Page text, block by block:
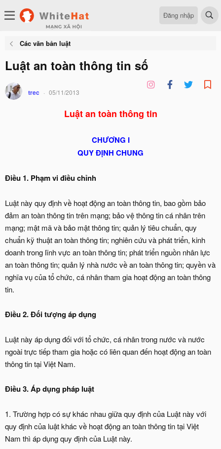
Đăng nhập
Các văn bản luật
Luật an toàn thông tin số
trec 05/11/2013
Luật an toàn thông tin
CHƯƠNG I
QUY ĐỊNH CHUNG
Điều 1. Phạm vi điều chỉnh
Luật này quy định về hoạt động an toàn thông tin, bao gồm bảo
đảm an toàn thông tin trên mạng; bảo vệ thông tin cá nhân trên
mạng; mật mã và bảo mật thông tin; quản lý tiêu chuẩn, quy
chuẩn kỹ thuật an toàn thông tin; nghiên cứu và phát triển, kinh
doanh trong lĩnh vực an toàn thông tin; phát triển nguồn nhân lực
an toàn thông tin; quản lý nhà nước về an toàn thông tin; quyền và
nghĩa vụ của tổ chức, cá nhân tham gia hoạt động an toàn thông
tin.
Điều 2. Đối tượng áp dụng
Luật này áp dụng đối với tổ chức, cá nhân trong nước và nước
ngoài trực tiếp tham gia hoặc có liên quan đến hoạt động an toàn
thông tin tại Việt Nam.
Điều 3. Áp dụng pháp luật
1. Trường hợp có sự khác nhau giữa quy định của Luật này với
quy định của luật khác về hoạt động an toàn thông tin tại Việt
Nam thì áp dụng quy định của Luật này.